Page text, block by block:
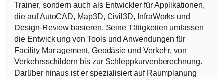
Trainer, sondern auch als Entwickler für Applikationen,
die auf AutoCAD, Map3D, Civil3D, InfraWorks und
Design-Review basieren. Seine Tätigkeiten umfassen
die Entwicklung von Tools und Anwendungen für
Facility Management, Geodäsie und Verkehr, von
Verkehrsschildern bis zur Schleppkurvenberechnung.
Darüber hinaus ist er spezialisiert auf Raumplanung